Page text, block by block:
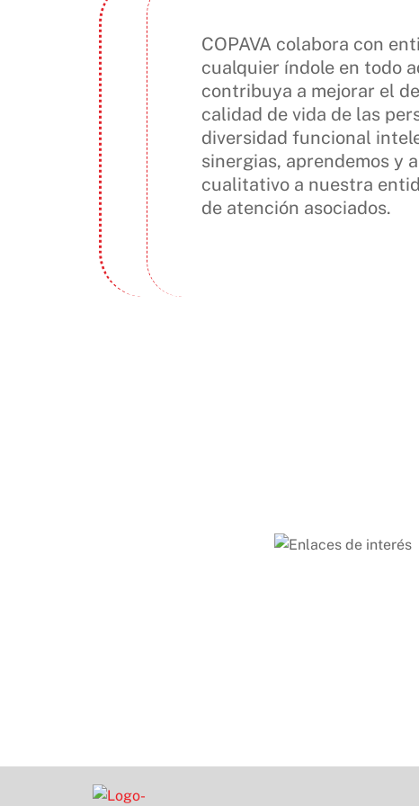
COPAVA colabora con
cualquier índole en todo
contribuya a mejorar el
calidad de vida de las
diversidad funcional
sinergias, aprendemos y
cualitativo a nuestra
de atención asociados.